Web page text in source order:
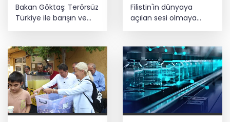
Bakan Göktaş: Terörsüz
Türkiye ile barışın ve
istikrarın güçlendiği
Filistin'in dünyaya
açılan sesi olmaya
devam edeceğiz